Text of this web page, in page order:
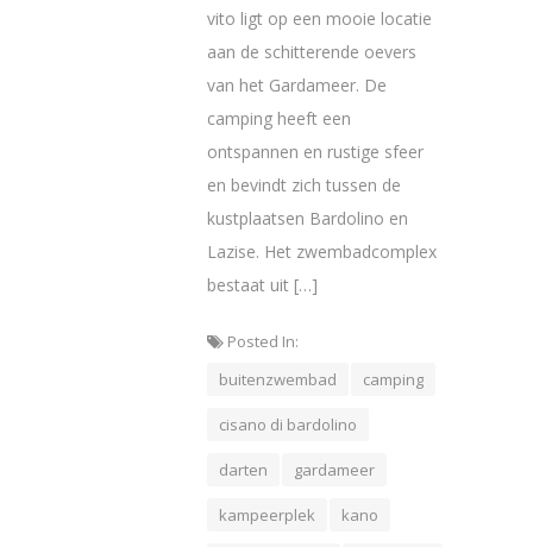
vito ligt op een mooie locatie
aan de schitterende oevers
van het Gardameer. De
camping heeft een
ontspannen en rustige sfeer
en bevindt zich tussen de
kustplaatsen Bardolino en
Lazise. Het zwembadcomplex
bestaat uit […]
Posted In:
buitenzwembad
camping
cisano di bardolino
darten gardameer
kampeerplek kano